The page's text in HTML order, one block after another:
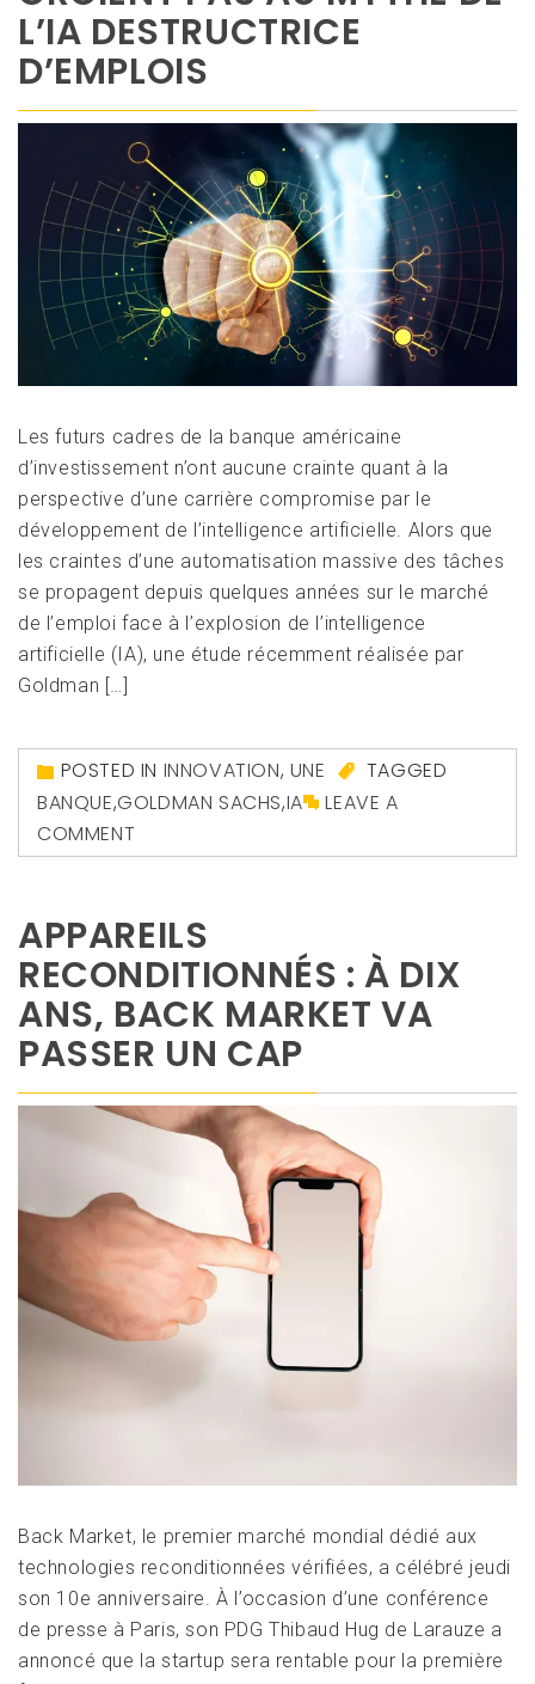
L’IA DESTRUCTRICE
D’EMPLOIS
Les futurs cadres de la banque américaine
d’investissement n’ont aucune crainte quant à la
perspective d’une carrière compromise par le
développement de l’intelligence artificielle. Alors que
les craintes d’une automatisation massive des tâches
se propagent depuis quelques années sur le marché
de l’emploi face à l’explosion de l’intelligence
artificielle (IA), une étude récemment réalisée par
Goldman […]
POSTED IN INNOVATION, UNE
TAGGED
BANQUE,GOLDMAN SACHS,IA
LEAVE A
COMMENT
APPAREILS
RECONDITIONNÉS : À DIX
ANS, BACK MARKET VA
PASSER UN CAP
Back Market, le premier marché mondial dédié aux
technologies reconditionnées vérifiées, a célébré jeudi
son 10e anniversaire. À l’occasion d’une conférence
de presse à Paris, son PDG Thibaud Hug de Larauze a
annoncé que la startup sera rentable pour la première